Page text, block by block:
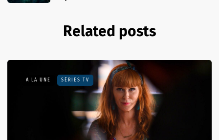
Related posts
A LA UNE SÉRIES TV